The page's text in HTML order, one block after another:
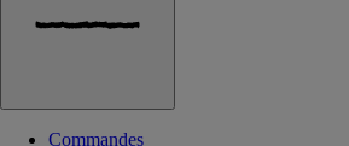
Commandes